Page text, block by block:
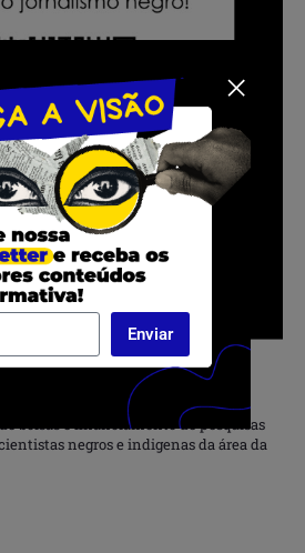
bolsas e financiamento de pesquisas
negros e indigenas da área da
Enviar